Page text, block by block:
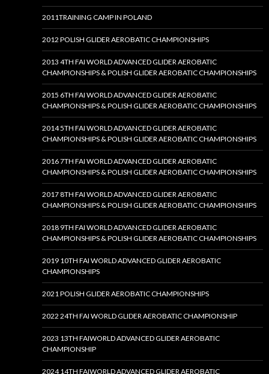
2011TRAINING CAMP IN POLAND
2012 POLISH GLIDER AEROBATIC CHAMPIONSHIPS
2013 4TH FAI WORLD ADVANCED GLIDER AEROBATIC
CHAMPIONSHIPS & POLISH GLIDER AEROBATIC CHAMPIONSHIPS
2015 6TH FAI WORLD ADVANCED GLIDER AEROBATIC
CHAMPIONSHIPS & POLISH GLIDER AEROBATIC CHAMPIONSHIPS
2014 5TH FAI WORLD ADVANCED GLIDER AEROBATIC
CHAMPIONSHIPS & POLISH GLIDER AEROBATIC CHAMPIONSHIPS
2016 7TH FAI WORLD ADVANCED GLIDER AEROBATIC
CHAMPIONSHIPS & POLISH GLIDER AEROBATIC CHAMPIONSHIPS
2017 8TH FAI WORLD ADVANCED GLIDER AEROBATIC
CHAMPIONSHIPS & POLISH GLIDER AEROBATIC CHAMPIONSHIPS
2018 9TH FAI WORLD ADVANCED GLIDER AEROBATIC
CHAMPIONSHIPS & POLISH GLIDER AEROBATIC CHAMPIONSHIPS
2019 10TH FAI WORLD ADVANCED GLIDER AEROBATIC
CHAMPIONSHIPS
2021 POLISH GLIDER AEROBATIC CHAMPIONSHIPS
2022 24TH FAI WORLD GLIDER AEROBATIC CHAMPIONSHIP
2023 13TH FAIWORLD ADVANCED GLIDER AEROBATIC
CHAMPIONSHIP
2024 14TH FAIWORLD ADVANCED GLIDER AEROBATIC